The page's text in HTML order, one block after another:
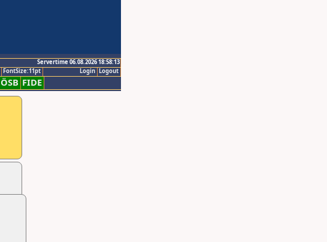
Servertime 06.08.2026 18:58:13
Logout
Login
FontSize:11pt
ÖSB FIDE